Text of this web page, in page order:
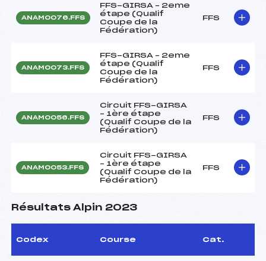
ANAM0076.FFS
FFS-GIRSA – 2eme
étape (Qualif
Coupe de la
Fédération)
FFS
ANAM0073.FFS
FFS-GIRSA – 2eme
étape (Qualif
Coupe de la
Fédération)
FFS
ANAM0056.FFS
Circuit FFS-GIRSA
– 1ère étape
(Qualif Coupe de la
Fédération)
FFS
ANAM0053.FFS
Circuit FFS-GIRSA
– 1ère étape
(Qualif Coupe de la
Fédération)
FFS
Résultats Alpin 2023
Codex Course Cat.